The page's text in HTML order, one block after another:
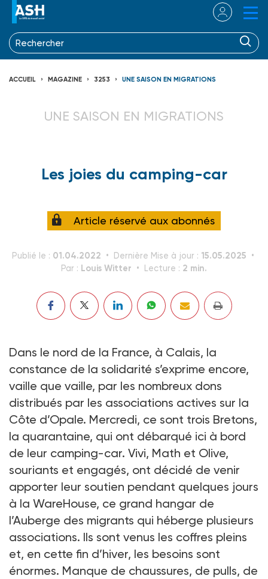
ACCUEIL MAGAZINE 3253 UNE SAISON EN MIGRATIONS
UNE SAISON EN MIGRATIONS
Les joies du camping-car
Article réservé aux abonnés
Publié le : 01.04.2022 Dernière Mise à jour : 15.05.2025
Par : Louis Witter Lecture : 2 min.
Dans le nord de la France, à Calais, la
constance de la solidarité s’exprime encore,
vaille que vaille, par les nombreux dons
distribués par les associations actives sur la
Côte d’Opale. Mercredi, ce sont trois Bretons,
la quarantaine, qui ont débarqué ici à bord
de leur camping-car. Vivi, Math et Olive,
souriants et engagés, ont décidé de venir
apporter leur soutien pendant quelques jours
à la WareHouse, ce grand hangar de
l’Auberge des migrants qui héberge plusieurs
associations. Ils sont venus les coffres pleins
et, en cette fin d’hiver, les besoins sont
énormes. Manque de chaussures, de pulls, de